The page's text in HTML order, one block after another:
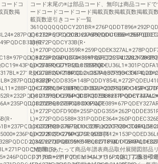
ードコ
頁数掲
･
･
･
･
･
･
･
コード末尾の※は部品コード、無印は商品コードで
ードコードコードコード掲載頁数掲載頁数掲載頁
載頁数逆引きコード一覧
L)※272PQDCY33B(R･
ご使用にあたって商品年譜表商品取付展開図部品
ドアクローザドアチェーンフランス落し丁番引手